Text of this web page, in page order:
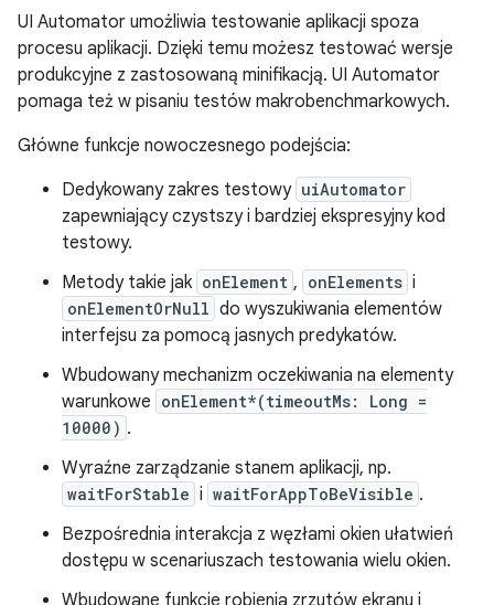
UI Automator umożliwia testowanie aplikacji spoza
procesu aplikacji. Dzięki temu możesz testować wersje
produkcyjne z zastosowaną minifikacją. UI Automator
pomaga też w pisaniu testów makrobenchmarkowych.
Główne funkcje nowoczesnego podejścia:
Dedykowany zakres testowy uiAutomator
zapewniający czystszy i bardziej ekspresyjny kod
testowy.
Metody takie jak onElement , onElements i
onElementOrNull do wyszukiwania elementów
interfejsu za pomocą jasnych predykatów.
Wbudowany mechanizm oczekiwania na elementy
warunkowe onElement*(timeoutMs: Long =
10000) .
Wyraźne zarządzanie stanem aplikacji, np.
waitForStable i waitForAppToBeVisible .
Bezpośrednia interakcja z węzłami okien ułatwień
dostępu w scenariuszach testowania wielu okien.
Wbudowane funkcje robienia zrzutów ekranu i